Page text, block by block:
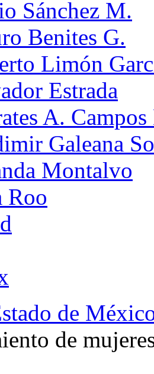
Sánchez M.
Benites G.
Limón
Estrada
A.
Galeana
Montalvo
Roo
de
de